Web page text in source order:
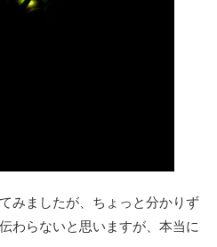
みましたが、ちょっと分かりず
わらないと思いますが、本当に